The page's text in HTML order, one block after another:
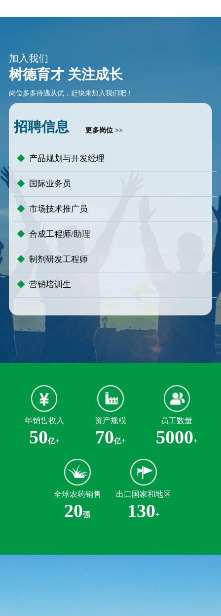
加入我们
树德育才 关注成长
岗位多多待遇从优，赶快来加入我们吧！
招聘信息 更多岗位 >>
◆ 产品规划与开发经理
◆ 国际业务员
◆ 市场技术推广员
◆ 合成工程师/助理
◆ 制剂研发工程师
◆ 营销培训生
年销售收入
50亿+
资产规模
70亿+
员工数量
5000+
全球农药销售
20强
出口国家和地区
130+